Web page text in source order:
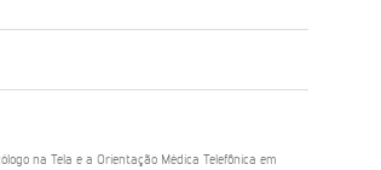
na Tela e a Orientação Médica Telefônica em